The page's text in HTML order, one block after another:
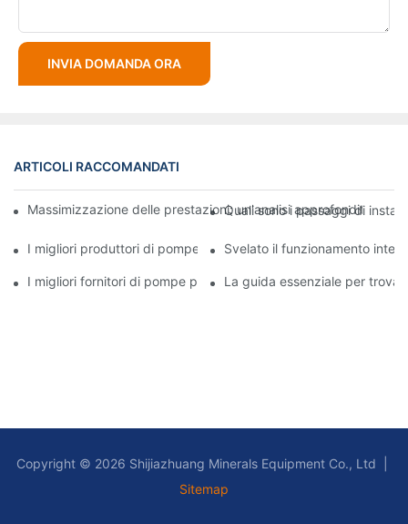
INVIA DOMANDA ORA
ARTICOLI RACCOMANDATI
Massimizzazione delle prestazioni: un'analisi approfondita
Quali sono i passaggi di
I migliori produttori di pompe per fanghi: aziende leader del
Svelato il funzionamento
I migliori fornitori di pompe per fanghi del settore: una guida
La guida essenziale per
Copyright © 2026 Shijiazhuang Minerals Equipment Co., Ltd |
Sitemap